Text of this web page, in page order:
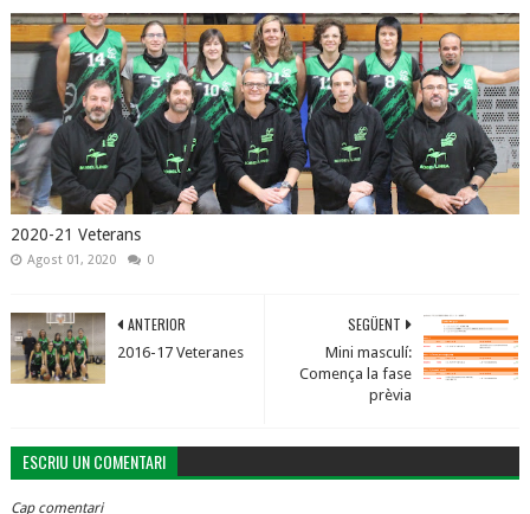
2020-21 Veterans
Agost 01, 2020 0
SEGÜENT
Mini masculí:
Comença la fase
prèvia
ANTERIOR
2016-17 Veteranes
ESCRIU UN COMENTARI
Cap comentari